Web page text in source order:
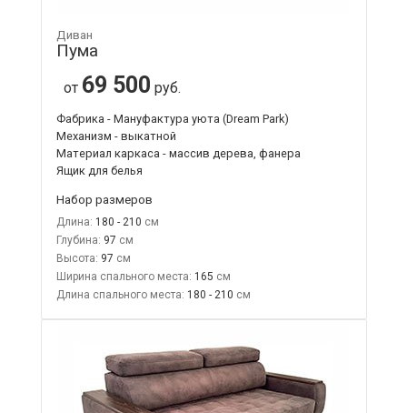
Диван
Пума
от 69 500 руб.
Фабрика - Мануфактура уюта (Dream Park)
Механизм - выкатной
Материал каркаса - массив дерева, фанера
Ящик для белья
Набор размеров
Длина: 180 - 210
Глубина: 97
Высота: 97
Ширина спального места: 165
Длина спального места: 180 - 210